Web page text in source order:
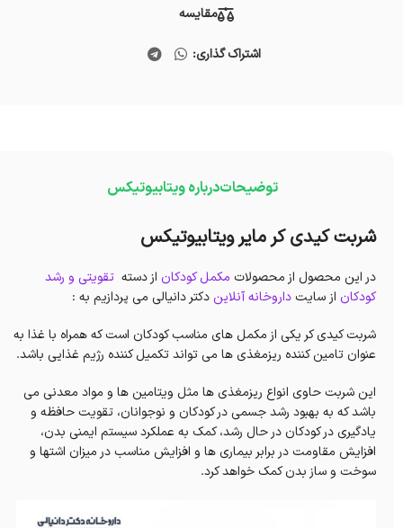
مقایسه
اشتراک گذاری:
توضیحاتدرباره ویتابیوتیکس
شربت کیدی کر مایر ویتابیوتیکس
در این محصول از محصولات مکمل کودکان از دسته تقویتی و رشد
کودکان از سایتداروخانه آنلاین دکتر دانیالی می پردازیم به :
شربت کیدی کر یکی از مکمل های مناسب کودکان است که همراه با غذا به
عنوان تامین کننده ریزمغذی ها می تواند تکمیل کننده رژیم غذایی باشد.
این شربت حاوی انواع ریزمغذی ها مثل ویتامین ها و مواد معدنی می
باشد که به بهبود رشد جسمی در کودکان و نوجوانان، تقویت حافظه و
یادگیری در کودکان در حال رشد، کمک به عملکرد سیستم ایمنی بدن،
افزایش مقاومت در برابر بیماری ها و افزایش مناسب در میزان اشتها و
سوخت و ساز بدن کمک خواهد کرد.